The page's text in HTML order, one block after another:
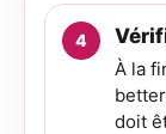
À la
doit